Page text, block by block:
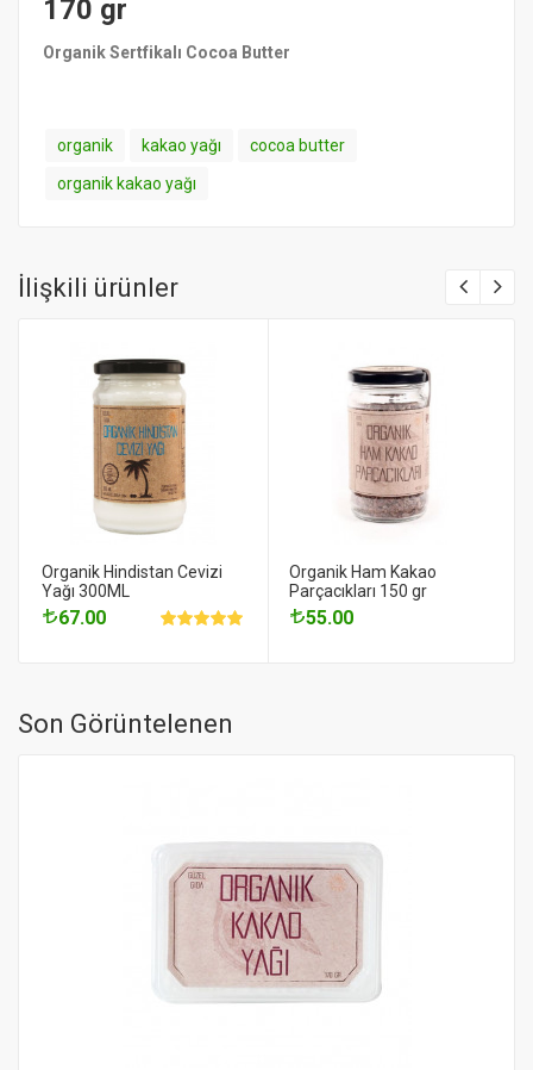
170 gr
Organik Sertfikalı Cocoa Butter
organik kakao yağı
cocoa butter
organik kakao yağı
İlişkili ürünler
Organik Hindistan Cevizi
Yağı 300ML
67.00
Organik Ham Kakao
Parçacıkları 150 gr
55.00
Son Görüntelenen